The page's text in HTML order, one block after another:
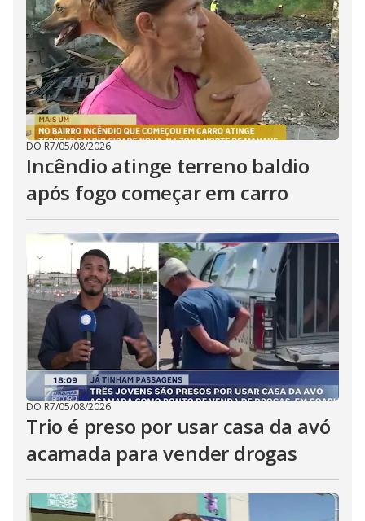
DO R7/05/08/2026
Incêndio atinge terreno baldio
após fogo começar em carro
DO R7/05/08/2026
Trio é preso por usar casa da avó
acamada para vender drogas